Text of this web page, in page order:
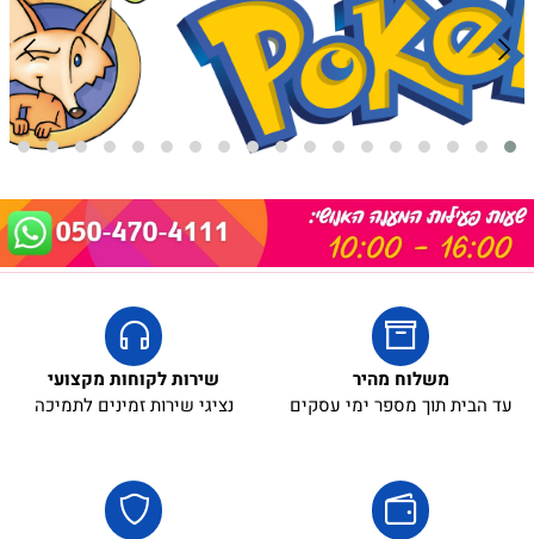
5₪+
משלוח מהיר
עד הבית תוך מספר ימי עסקים
שירות לקוחות מקצועי
נציגי שירות זמינים לתמיכה